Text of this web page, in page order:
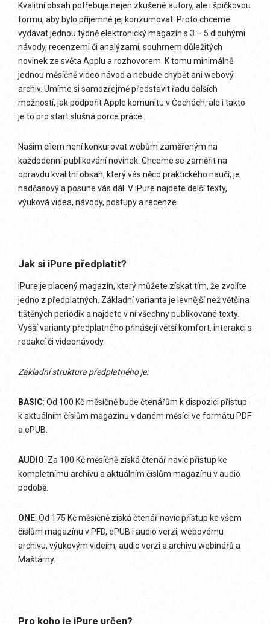
Kvalitní obsah potřebuje nejen zkušené autory, ale i špičkovou
formu, aby bylo příjemné jej konzumovat. Proto chceme
vydávat jednou týdně elektronický magazín s 3 – 5 dlouhými
návody, recenzemi či analýzami, souhrnem důležitých
novinek ze světa Applu a rozhovorem. K tomu minimálně
jednou měsíčně video návod a nebude chybět ani webový
archiv. Umíme si samozřejmě představit řadu dalších
možností, jak podpořit Apple komunitu v Čechách, ale i takto
je to pro start slušná porce práce.
Našim cílem není konkurovat webům zaměřeným na
každodenní publikování novinek. Chceme se zaměřit na
opravdu kvalitní obsah, který vás něco praktického naučí, je
nadčasový a posune vás dál. V iPure najdete delší texty,
výuková videa, návody, postupy a recenze.
Jak si iPure předplatit?
iPure je placený magazín, který můžete získat tím, že zvolíte
jedno z předplatných. Základní varianta je levnější než většina
tištěných periodik a najdete v ní všechny publikované texty.
Vyšší varianty předplatného přinášejí větší komfort, interakci s
redakcí či videonávody.
Základní struktura předplatného je:
BASIC: Od 100 Kč měsíčně bude čtenářům k dispozici přístup
k aktuálním číslům magazínu v daném měsíci ve formátu PDF
a ePUB.
AUDIO: Za 100 Kč měsíčně získá čtenář navíc přístup ke
kompletnímu archivu a aktuálním číslům magazínu v audio
podobě.
ONE: Od 175 Kč měsíčně získá čtenář navíc přístup ke všem
číslům magazínu v PFD, ePUB i audio verzi, webovému
archivu, výukovým videím, audio verzi a archivu webinářů a
Maštárny.
Pro koho je iPure určen?